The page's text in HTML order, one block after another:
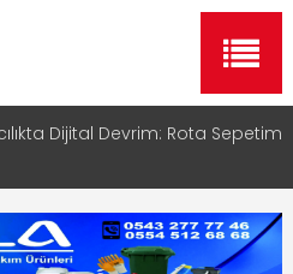
Dijital Devrim: Rota Sepetim
ile Google ve Yapay Zeka
Aramalarında Öne Çıkın